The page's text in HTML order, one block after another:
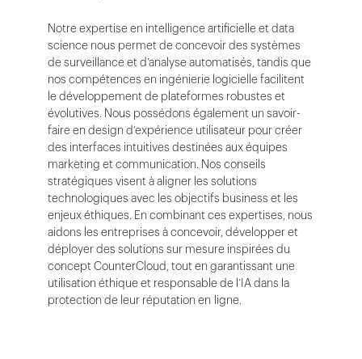
Notre expertise en intelligence artificielle et data
science nous permet de concevoir des systèmes
de surveillance et d’analyse automatisés, tandis que
nos compétences en ingénierie logicielle facilitent
le développement de plateformes robustes et
évolutives. Nous possédons également un savoir-
faire en design d’expérience utilisateur pour créer
des interfaces intuitives destinées aux équipes
marketing et communication. Nos conseils
stratégiques visent à aligner les solutions
technologiques avec les objectifs business et les
enjeux éthiques. En combinant ces expertises, nous
aidons les entreprises à concevoir, développer et
déployer des solutions sur mesure inspirées du
concept CounterCloud, tout en garantissant une
utilisation éthique et responsable de l’IA dans la
protection de leur réputation en ligne.